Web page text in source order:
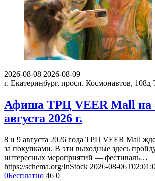
2026-08-08 2026-08-09
г. Екатеринбург, просп. Космонавтов, 108д
Афиша ТРЦ VEER Mall на
августа 2026 г.
8 и 9 августа 2026 года ТРЦ VEER Mall
за покупками. В эти выходные здесь
интересных мероприятий — фестиваль…
https://schema.org/InStock 2026-08-
0Бесплатно 46 0